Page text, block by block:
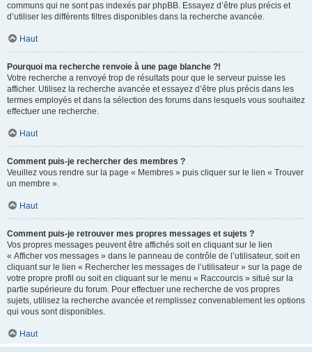
communs qui ne sont pas indexés par phpBB. Essayez d’être plus précis et
d’utiliser les différents filtres disponibles dans la recherche avancée.
Haut
Pourquoi ma recherche renvoie à une page blanche ?!
Votre recherche a renvoyé trop de résultats pour que le serveur puisse les
afficher. Utilisez la recherche avancée et essayez d’être plus précis dans les
termes employés et dans la sélection des forums dans lesquels vous souhaitez
effectuer une recherche.
Haut
Comment puis-je rechercher des membres ?
Veuillez vous rendre sur la page « Membres » puis cliquer sur le lien « Trouver
un membre ».
Haut
Comment puis-je retrouver mes propres messages et sujets ?
Vos propres messages peuvent être affichés soit en cliquant sur le lien
« Afficher vos messages » dans le panneau de contrôle de l’utilisateur, soit en
cliquant sur le lien « Rechercher les messages de l’utilisateur » sur la page de
votre propre profil ou soit en cliquant sur le menu « Raccourcis » situé sur la
partie supérieure du forum. Pour effectuer une recherche de vos propres
sujets, utilisez la recherche avancée et remplissez convenablement les options
qui vous sont disponibles.
Haut